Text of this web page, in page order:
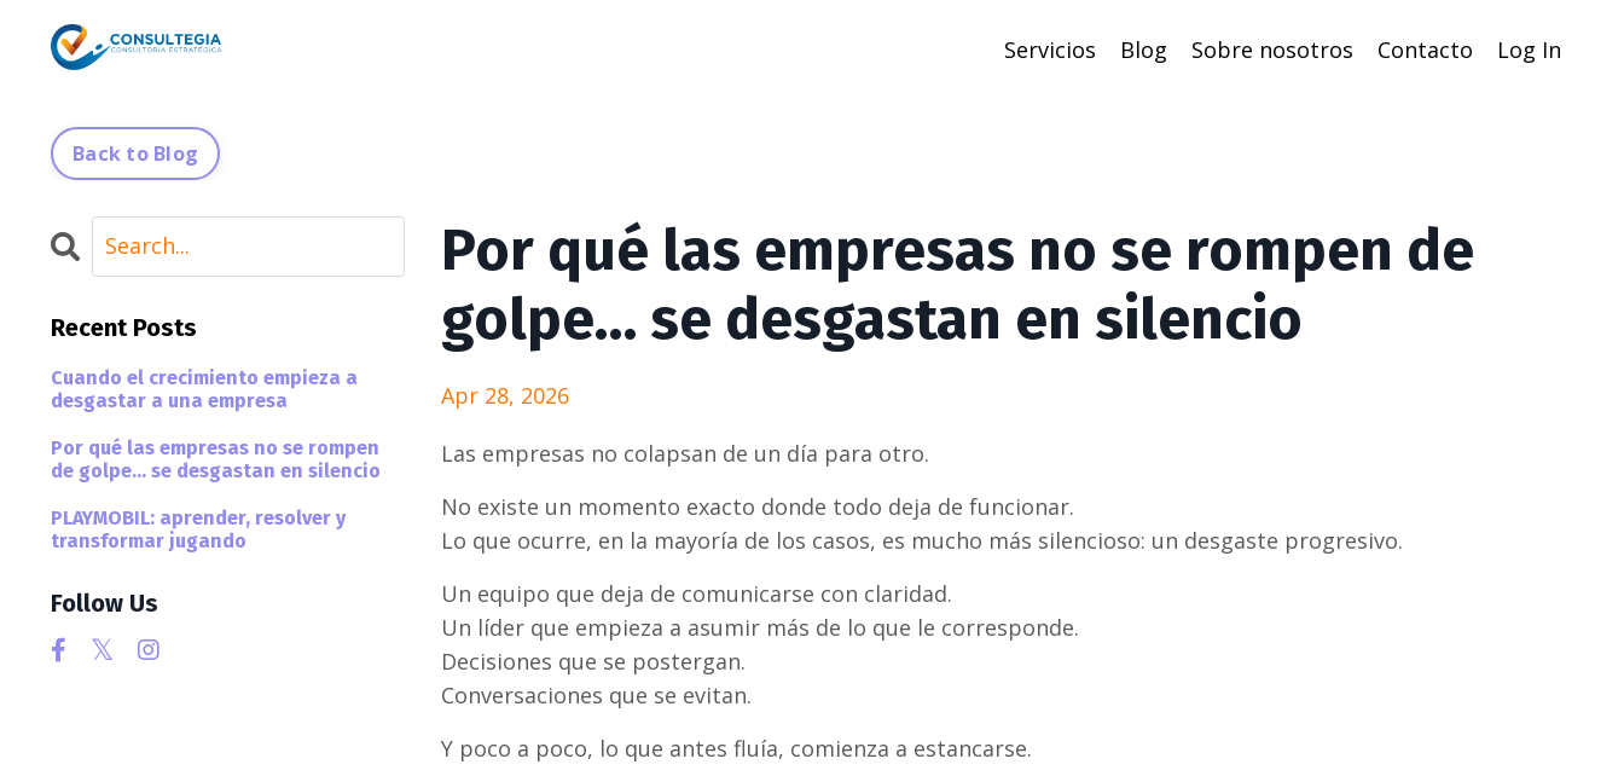
Servicios Blog Sobre nosotros Contacto Log In
Back to Blog
Por qué las empresas no se rompen de
golpe… se desgastan en silencio
Apr 28, 2026
Las empresas no colapsan de un día para otro.
No existe un momento exacto donde todo deja de funcionar.
Lo que ocurre, en la mayoría de los casos, es mucho más silencioso: un desgaste progresivo.
Un equipo que deja de comunicarse con claridad.
Un líder que empieza a asumir más de lo que le corresponde.
Decisiones que se postergan.
Conversaciones que se evitan.
Y poco a poco, lo que antes fluía, comienza a estancarse.
Recent Posts
Cuando el crecimiento empieza a
desgastar a una empresa
Por qué las empresas no se rompen
de golpe… se desgastan en silencio
PLAYMOBIL: aprender, resolver y
transformar jugando
Follow Us